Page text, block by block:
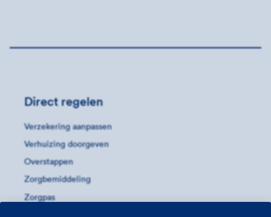
Direct regelen
Verzekering aanpassen
Verhuizing doorgeven
Overstappen
Zorgbemiddeling
Zorgpas